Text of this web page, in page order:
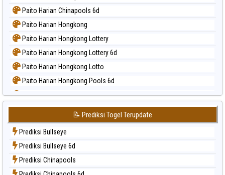
Paito Harian Chinapools 6d
Paito Harian Hongkong
Paito Harian Hongkong Lottery
Paito Harian Hongkong Lottery 6d
Paito Harian Hongkong Lotto
Paito Harian Hongkong Pools 6d
Paito Harian Japan
Paito Harian Japan 6d
Paito Harian Korea
Paito Harian Kuda Lari
Paito Harian Magnum Cambodia
Paito Harian Nagoya
📝 Prediksi Togel Terupdate
Prediksi Bullseye
Prediksi Bullseye 6d
Prediksi Chinapools